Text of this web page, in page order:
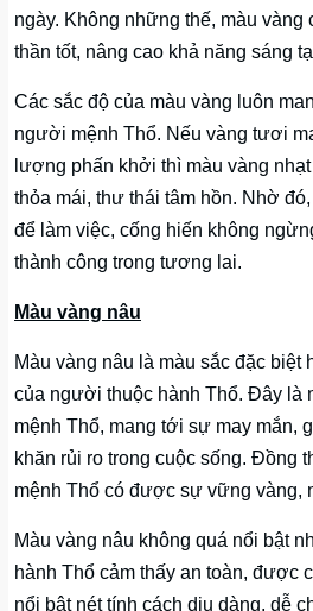
ngày. Không những thế, màu vàng
thần tốt, nâng cao khả năng sáng
Các sắc độ của màu vàng luôn
người mệnh Thổ. Nếu vàng tươi
lượng phấn khởi thì màu vàng
thỏa mái, thư thái tâm hồn. Nhờ
để làm việc, cống hiến không
thành công trong tương lai.
Màu vàng nâu
Màu vàng nâu là màu sắc đặc biệt
của người thuộc hành Thổ. Đây là
mệnh Thổ, mang tới sự may mắn,
khăn rủi ro trong cuộc sống. Đồng
mệnh Thổ có được sự vững vàng,
Màu vàng nâu không quá nổi bật
hành Thổ cảm thấy an toàn, được
nổi bật nét tính cách dịu dàng, dễ